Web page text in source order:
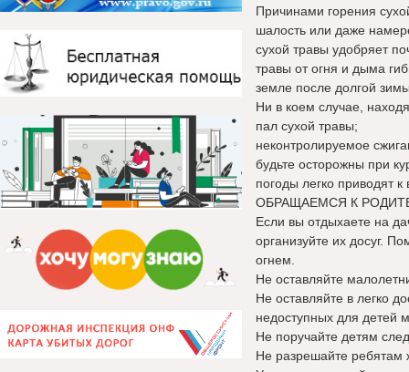
Причинами горения
шалость или даже
сухой травы удобряет
травы от огня и дыма
земле после долгой
Ни в коем случае,
пал сухой травы;
неконтролируемое
будьте осторожны при
погоды легко приводят к
ОБРАЩАЕМСЯ К
Если вы отдыхаете на
организуйте их досуг.
огнем.
Не оставляйте
Не оставляйте в легко
недоступных для детей
Не поручайте детям
Не разрешайте ребятам